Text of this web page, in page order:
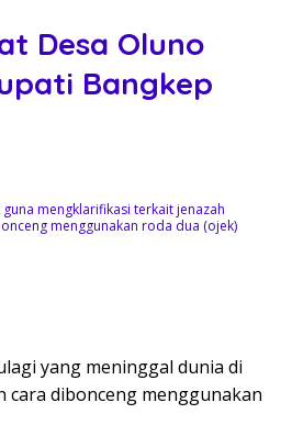
Desa Oluno
Bangkep
mengklarifikasi terkait jenazah
menggunakan roda dua (ojek)
yang meninggal dunia di
cara dibonceng menggunakan